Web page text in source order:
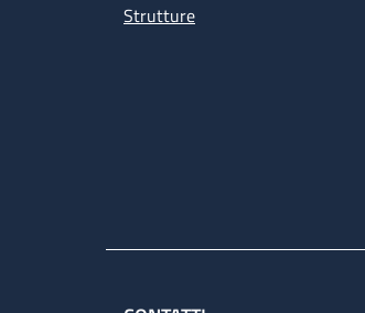
Strutture